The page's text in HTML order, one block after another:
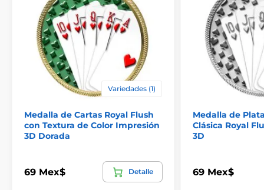
El producto aparece en las categorías
Medallas de juegos de mesa y cartas
Medallas de póquer
Variedades (1)
Medalla de Cartas Royal Flush
con Textura de Color Impresión
3D Dorada
69 Mex$ Detalle
Medalla de
Clásica Royal
3D
69 Mex$